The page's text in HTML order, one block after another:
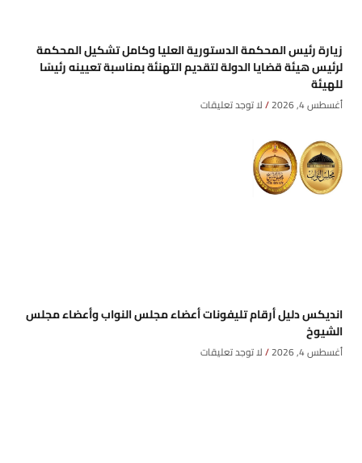
زيارة رئيس المحكمة الدستورية العليا وكامل تشكيل المحكمة
لرئيس هيئة قضايا الدولة لتقديم التهنئة بمناسبة تعيينه رئيسًا
للهيئة
أغسطس 4, 2026 لا توجد تعليقات
انديكس دليل أرقام تليفونات أعضاء مجلس النواب وأعضاء مجلس
الشيوخ
أغسطس 4, 2026 لا توجد تعليقات